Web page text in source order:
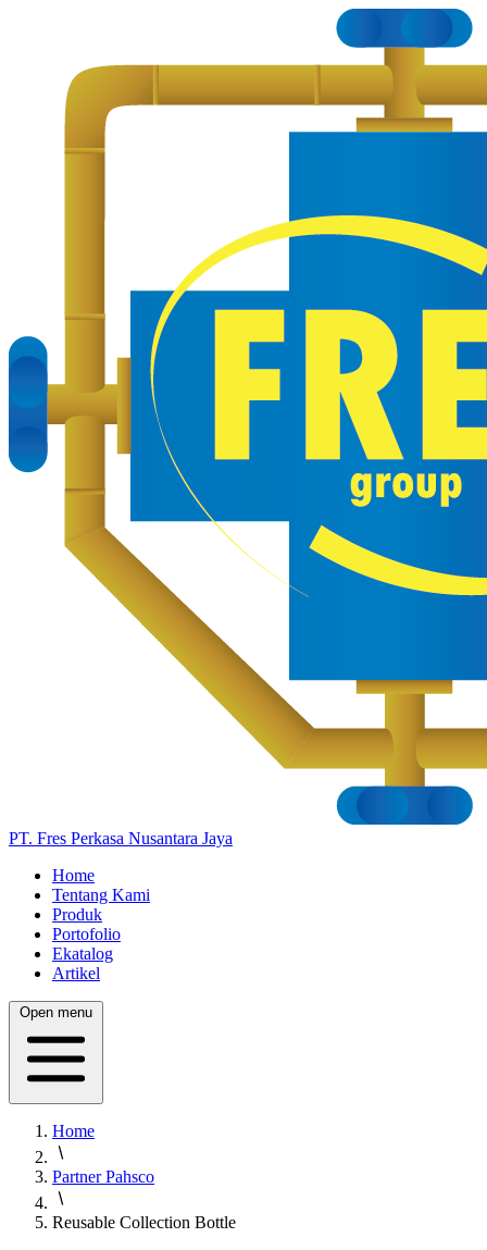
PT. Fres Perkasa Nusantara Jaya
Home
Tentang Kami
Produk
Portofolio
Ekatalog
Artikel
Open menu
Home
Partner Pahsco
Reusable Collection Bottle